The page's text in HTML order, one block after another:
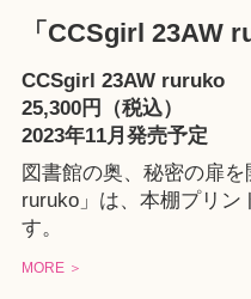
「CCSgirl 23AW
CCSgirl 23AW ruruko
25,300円（税込）
2023年11月発売予定
図書館の奥、秘密の扉
ruruko」は、本棚プリン
す。
MORE ＞